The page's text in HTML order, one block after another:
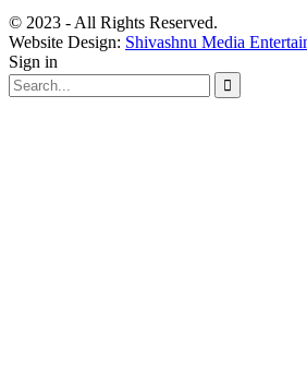
© 2023 - All Rights Reserved.
Website Design: Shivashnu Media
Sign in